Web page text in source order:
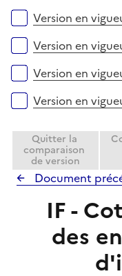
eVersion en
Version en
Version en
Version en
Quitter la
comparaison
de version
Document
IF -
des